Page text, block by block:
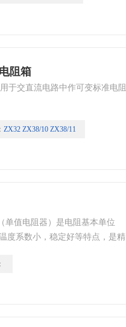
阻箱
于交直流电路中作可变标准电阻
ZX32 ZX38/10 ZX38/11
单值电阻器）是电阻基本单位
度系数小，稳定好等特点，是精
器输出端的统一信号。